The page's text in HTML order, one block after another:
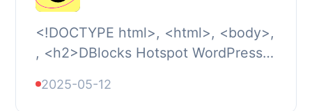
<!DOCTYPE html>, <html>, <body>,
, <h2>DBlocks Hotspot WordPress
一個 WordPress...
2025-05-12